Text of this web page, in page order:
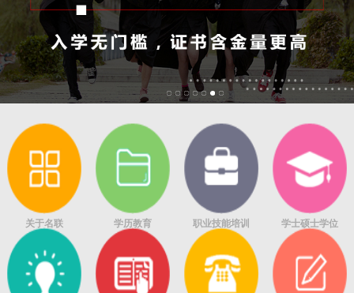
关于名联 学历教育 职业技能培训 学士硕士学位